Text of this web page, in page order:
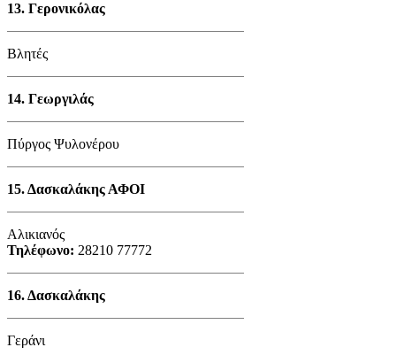
13. Γερονικόλας
Βλητές
14. Γεωργιλάς
Πύργος Ψυλονέρου
15.Δασκαλάκης ΑΦΟΙ
Αλικιανός
Τηλέφωνο: 28210 77772
16.Δασκαλάκης
Γεράνι